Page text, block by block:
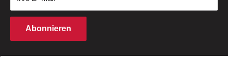
Rechte an geistigem Eigentum
Cookie -Richtlinie
Partnerprogramm
Studentenrabatt
Abonnieren